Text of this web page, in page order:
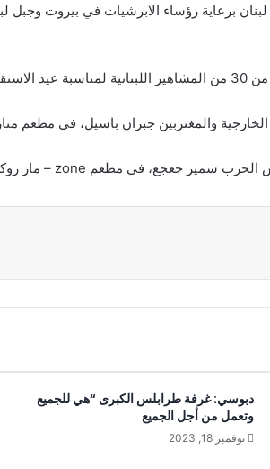
دبوسي: غرفة طرابلس الكبرى “هي للجميع
وتعمل من أجل الجميع
نوفمبر 18, 2023